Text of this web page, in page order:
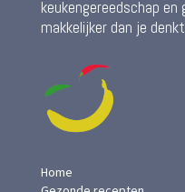
keukengereedschap en
makkelijker dan je
Home